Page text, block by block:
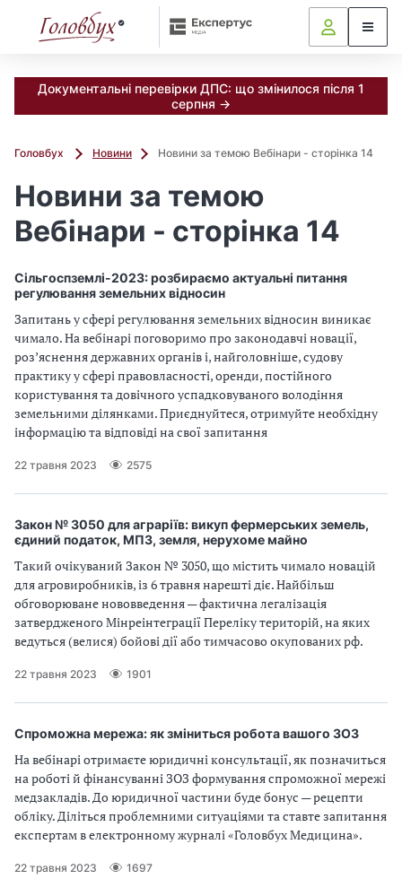
Документальні перевірки ДПС: що змінилося після 1
серпня →
Головбух Новини Новини за темою Вебінари - сторінка 14
Новини за темою
Вебінари - сторінка 14
Сільгоспземлі-2023: розбираємо актуальні питання
регулювання земельних відносин
Запитань у сфері регулювання земельних відносин виникає
чимало. На вебінарі поговоримо про законодавчі новації,
розʼяснення державних органів і, найголовніше, судову
практику у сфері правовласності, оренди, постійного
користування та довічного успадковуваного володіння
земельними ділянками. Приєднуйтеся, отримуйте необхідну
інформацію та відповіді на свої запитання
22 травня 2023 2575
Закон № 3050 для аграріїв: викуп фермерських земель,
єдиний податок, МПЗ, земля, нерухоме майно
Такий очікуваний Закон № 3050, що містить чимало новацій
для агровиробників, із 6 травня нарешті діє. Найбільш
обговорюване нововведення — фактична легалізація
затвердженого Мінреінтеграції Переліку територій, на яких
ведуться (велися) бойові дії або тимчасово окупованих рф.
22 травня 2023 1901
Спроможна мережа: як зміниться робота вашого ЗОЗ
На вебінарі отримаєте юридичні консультації, як позначиться
на роботі й фінансуванні ЗОЗ формування спроможної мережі
медзакладів. До юридичної частини буде бонус — рецепти
обліку. Діліться проблемними ситуаціями та ставте запитання
експертам в електронному журналі «Головбух Медицина».
22 травня 2023 1697